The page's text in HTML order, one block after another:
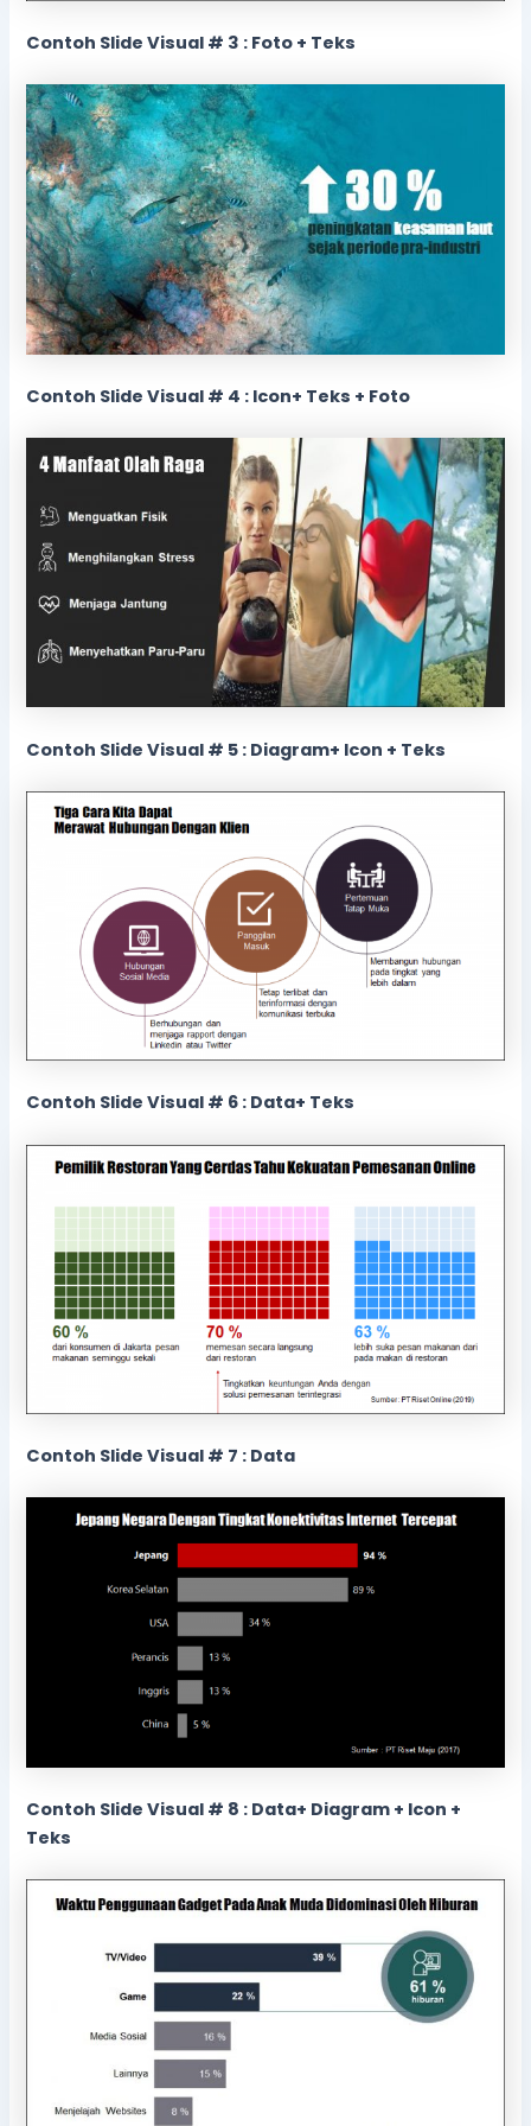
Contoh Slide Visual # 3 : Foto + Teks
Contoh Slide Visual # 4 : Icon+ Teks + Foto
Contoh Slide Visual # 5 : Diagram+ Icon + Teks
Contoh Slide Visual # 6 : Data+ Teks
Contoh Slide Visual # 7 : Data
Contoh Slide Visual # 8 : Data+ Diagram + Icon +
Teks